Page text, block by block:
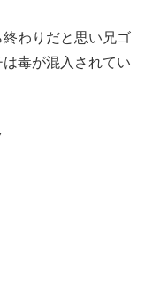
わりだと思い兄ゴ
毒が混入されてい